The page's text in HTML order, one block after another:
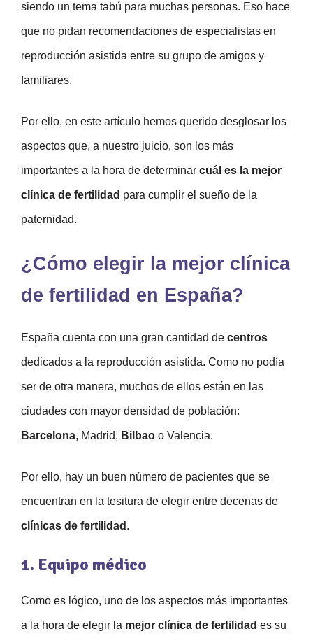
siendo un tema tabú para muchas personas. Eso hace
que no pidan recomendaciones de especialistas en
reproducción asistida entre su grupo de amigos y
familiares.
Por ello, en este artículo hemos querido desglosar los
aspectos que, a nuestro juicio, son los más
importantes a la hora de determinar cuál es la mejor
clínica de fertilidad para cumplir el sueño de la
paternidad.
¿Cómo elegir la mejor clínica
de fertilidad en España?
España cuenta con una gran cantidad de centros
dedicados a la reproducción asistida. Como no podía
ser de otra manera, muchos de ellos están en las
ciudades con mayor densidad de población:
Barcelona, Madrid, Bilbao o Valencia.
Por ello, hay un buen número de pacientes que se
encuentran en la tesitura de elegir entre decenas de
clínicas de fertilidad .
1. Equipo médico
Como es lógico, uno de los aspectos más importantes
a la hora de elegir la mejor clínica de fertilidad es su